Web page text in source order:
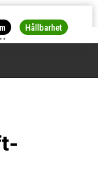
Hållbarhet